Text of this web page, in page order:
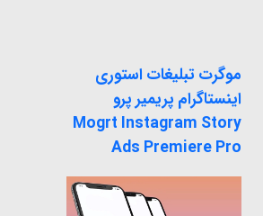
موگرت تبلیغات استوری
اینستاگرام پریمیر پرو
Mogrt Instagram Story
Ads Premiere Pro